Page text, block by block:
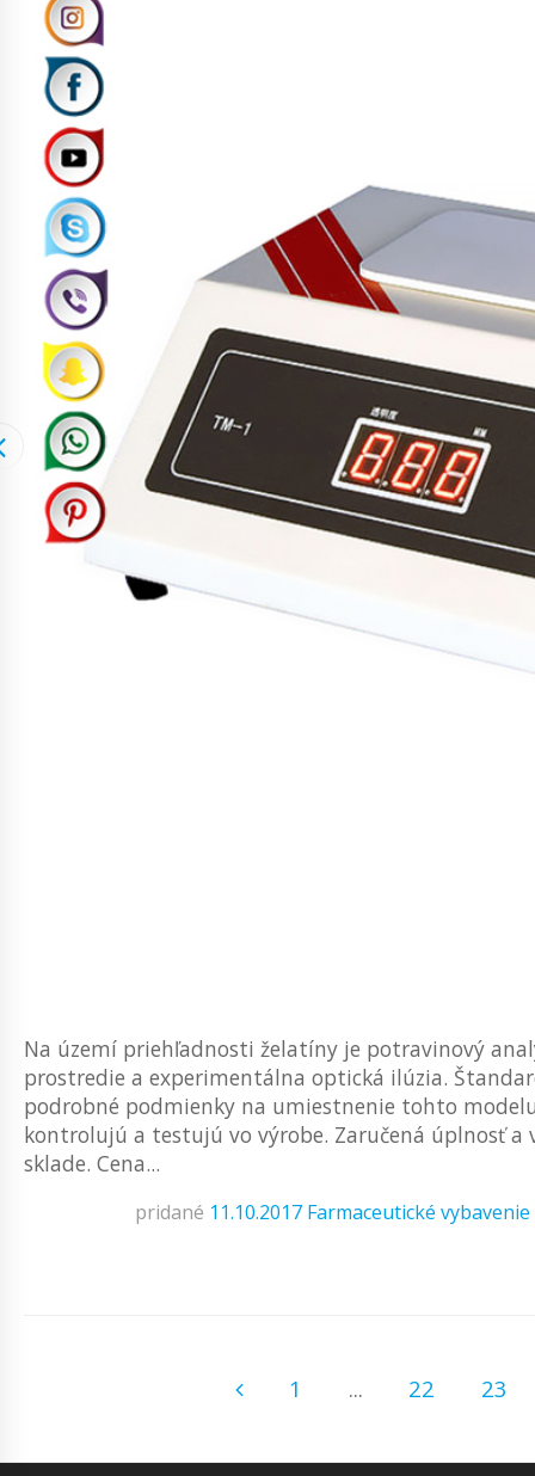
Na území priehľadnosti želatíny je potravinový
prostredie a experimentálna optická ilúzia.
podrobné podmienky na umiestnenie tohto
kontrolujú a testujú vo výrobe. Zaručená úplnosť
sklade. Cena...
pridané 11.10.2017 Farmaceutické vybavenie
1 ... 22 23